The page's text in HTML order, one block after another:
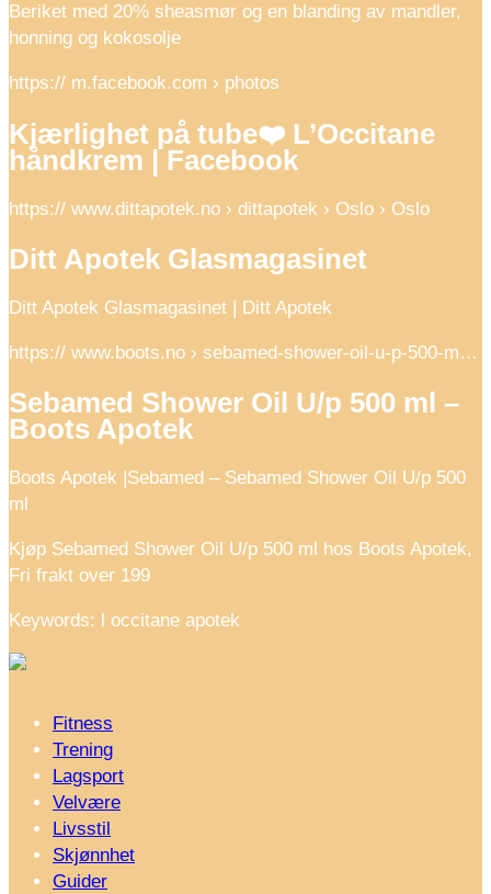
Beriket med 20% sheasmør og en blanding av mandler,
honning og kokosolje
https:// m.facebook.com › photos
Kjærlighet på tube❤️ L’Occitane
håndkrem | Facebook
https:// www.dittapotek.no › dittapotek › Oslo › Oslo
Ditt Apotek Glasmagasinet
Ditt Apotek Glasmagasinet | Ditt Apotek
https:// www.boots.no › sebamed-shower-oil-u-p-500-m…
Sebamed Shower Oil U/p 500 ml –
Boots Apotek
Boots Apotek |Sebamed – Sebamed Shower Oil U/p 500
ml
Kjøp Sebamed Shower Oil U/p 500 ml hos Boots Apotek,
Fri frakt over 199
Keywords: l occitane apotek
Fitness
Trening
Lagsport
Velvære
Livsstil
Skjønnhet
Guider